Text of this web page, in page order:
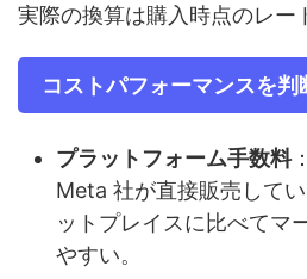
実際の換算は購入時点のレー
コストパフォーマンスを判
プラットフォーム手数料
Meta 社が直接販売して
ットプレイスに比べてマ
やすい。